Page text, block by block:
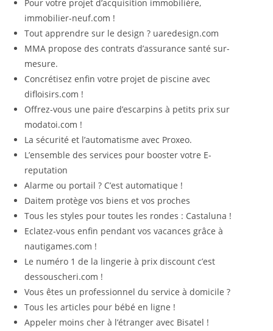
Pour votre projet d’acquisition immobilière,
immobilier-neuf.com !
Tout apprendre sur le design ? uaredesign.com
MMA propose des contrats d’assurance santé sur-
mesure.
Concrétisez enfin votre projet de piscine avec
difloisirs.com !
Offrez-vous une paire d’escarpins à petits prix sur
modatoi.com !
La sécurité et l’automatisme avec Proxeo.
L’ensemble des services pour booster votre E-
reputation
Alarme ou portail ? C’est automatique !
Daitem protège vos biens et vos proches
Tous les styles pour toutes les rondes : Castaluna !
Eclatez-vous enfin pendant vos vacances grâce à
nautigames.com !
Le numéro 1 de la lingerie à prix discount c’est
dessouscheri.com !
Vous êtes un professionnel du service à domicile ?
Tous les articles pour bébé en ligne !
Appeler moins cher à l’étranger avec Bisatel !